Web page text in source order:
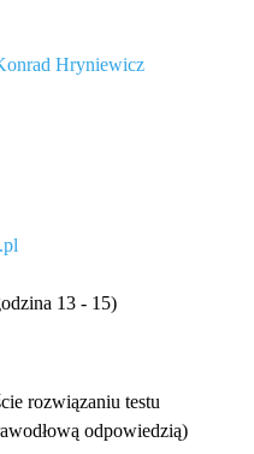
Hryniewicz
13 - 15)
rozwiązaniu testu
odpowiedzią)